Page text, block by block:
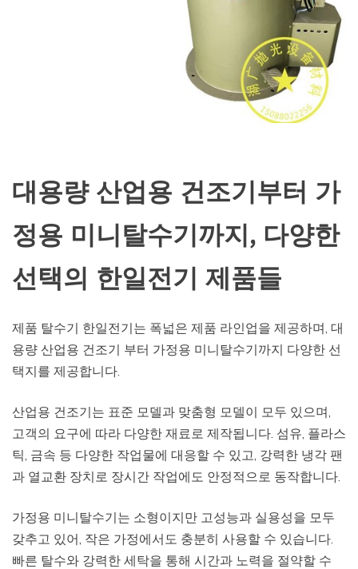
대용량 산업용 건조기부터 가
정용 미니탈수기까지, 다양한
선택의 한일전기 제품들
제품 탈수기 한일전기는 폭넓은 제품 라인업을 제공하며, 대
용량 산업용 건조기 부터 가정용 미니탈수기까지 다양한 선
택지를 제공합니다.
산업용 건조기는 표준 모델과 맞춤형 모델이 모두 있으며,
고객의 요구에 따라 다양한 재료로 제작됩니다. 섬유, 플라스
틱, 금속 등 다양한 작업물에 대응할 수 있고, 강력한 냉각 팬
과 열교환 장치로 장시간 작업에도 안정적으로 동작합니다.
가정용 미니탈수기는 소형이지만 고성능과 실용성을 모두
갖추고 있어, 작은 가정에서도 충분히 사용할 수 있습니다.
빠른 탈수와 강력한 세탁을 통해 시간과 노력을 절약할 수